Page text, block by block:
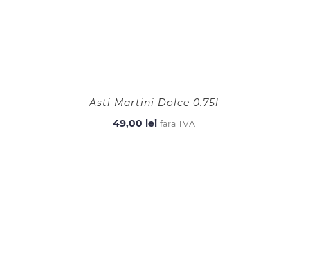
Asti Martini Dolce 0.75l
49,00 lei fara TVA